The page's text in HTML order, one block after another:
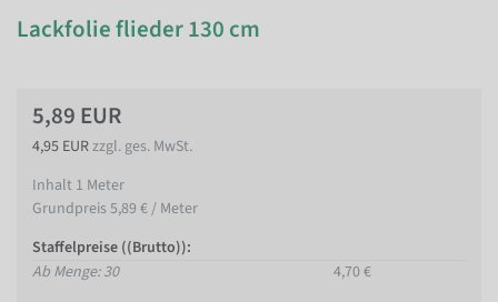
Lackfolie flieder 130 cm
5,89 EUR
4,95 EURzzgl. ges. MwSt.
Inhalt 1 Meter
Grundpreis5,89 € / Meter
Staffelpreise ((Brutto)):
Ab Menge: 30
4,70 €